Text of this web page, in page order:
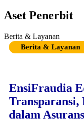
Aset Penerbit
Berita & Layanan
Berita & Layanan
EnsiFraudia
Transparansi,
dalam